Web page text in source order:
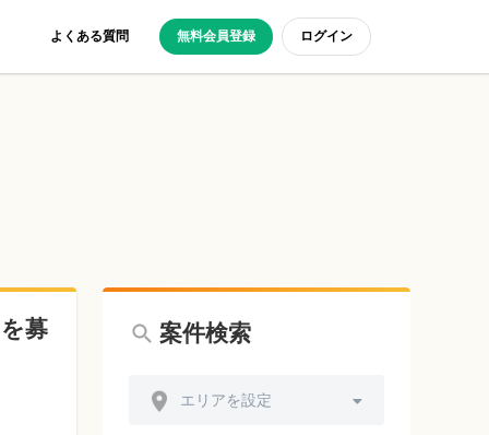
よくある質問 無料会員登録 ログイン
募 案件検索
エリアを設定